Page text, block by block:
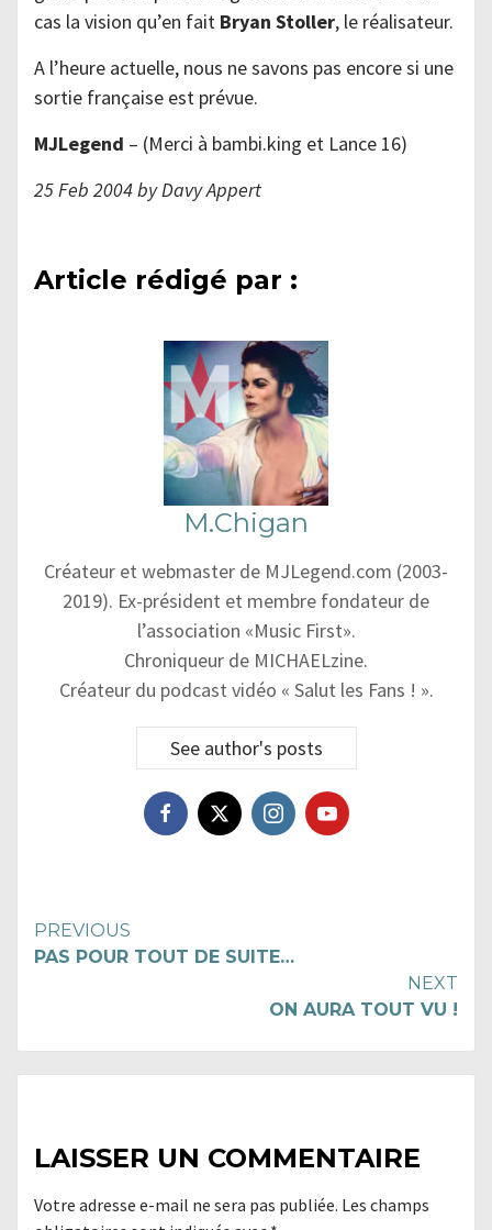
cas la vision qu’en fait Bryan Stoller, le réalisateur.
A l’heure actuelle, nous ne savons pas encore si une
sortie française est prévue.
MJLegend – (Merci à bambi.king et Lance 16)
25 Feb 2004 by Davy Appert
Article rédigé par :
M.Chigan
Créateur et webmaster de MJLegend.com (2003-
2019). Ex-président et membre fondateur de
l’association «Music First».
Chroniqueur de MICHAELzine.
Créateur du podcast vidéo « Salut les Fans ! ».
See author's posts
Continue
PREVIOUS
PAS POUR TOUT DE SUITE…
NEXT
ON AURA TOUT VU !
LAISSER UN COMMENTAIRE
Votre adresse e-mail ne sera pas publiée. Les champs